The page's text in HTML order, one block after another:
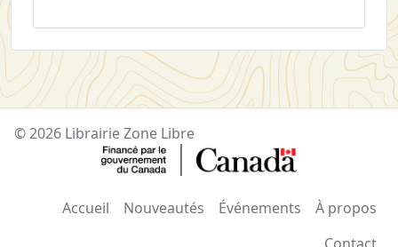
© 2026 Librairie Zone Libre
Accueil Nouveautés Événements
À propos